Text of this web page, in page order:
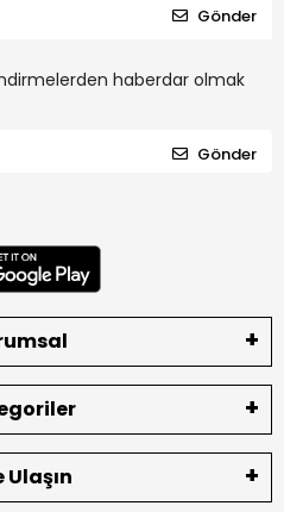
Gönder
haberdar olmak
Gönder
Ulaşın